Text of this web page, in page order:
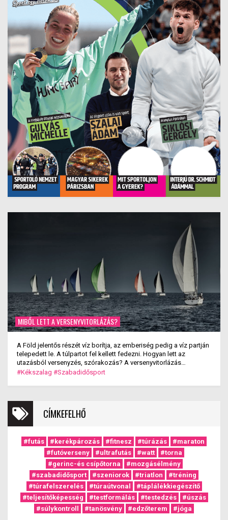
MIBŐL LETT A VERSENYVITORLÁZÁS?
A Föld jelentős részét víz borítja, az emberiség pedig a víz partján
telepedett le. A túlpartot fel kellett fedezni. Hogyan lett az
utazásból versenyzés, szórakozás? A versenyvitorlázás
kialakulása.
#Kékszalag #Szabadidősport
CÍMKEFELHŐ
#futás #kerékpározás #fitnesz #túrázás
#maraton
#futóverseny
#ultrafutás #watt
#torna
#gerinc-és csípőtorna
#mozgásélmény
#szabadidősport
#szeniorok #triatlon
#tréning
#túrafelszerelés
#túraútvonal
#táplálékkiegészítő
#teljesítőképesség
#testformálás #testedzés
#úszás
#súlykontroll
#tanösvény #edzőterem #jóga